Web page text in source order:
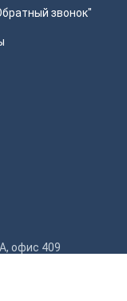
звонок"
офис 409